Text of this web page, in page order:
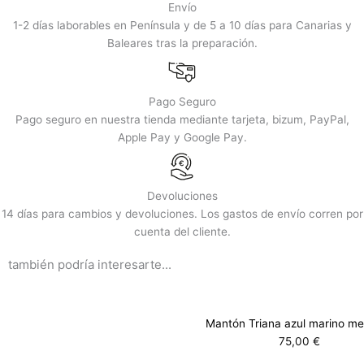
Envío
1-2 días laborables en Península y de 5 a 10 días para Canarias y
Baleares tras la preparación.
Pago Seguro
Pago seguro en nuestra tienda mediante tarjeta, bizum, PayPal,
Apple Pay y Google Pay.
Devoluciones
14 días para cambios y devoluciones. Los gastos de envío corren por
cuenta del cliente.
también podría interesarte...
Mantón Triana azul marino
75,00 €